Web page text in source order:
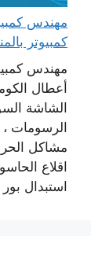
كمبيوتر
مهندس
أعطال
الشاشة
الرسومات ،
مشاكل
اقلاع
استبدال